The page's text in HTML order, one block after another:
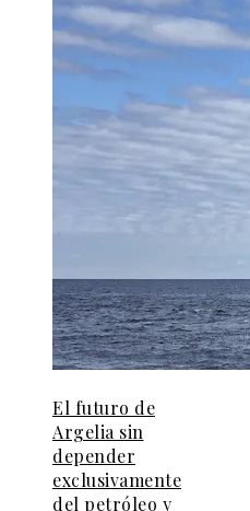
El futuro de
Argelia sin
depender
exclusivamente
del petróleo y